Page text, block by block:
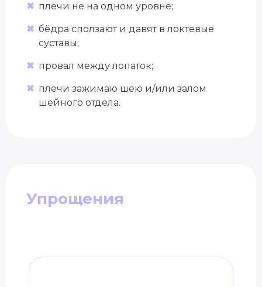
✖ плечи не на одном уровне;
✖ бёдра сползают и давят в локтевые
суставы;
✖ провал между лопаток;
✖ плечи зажимаю шею и/или залом
шейного отдела.
Упрощения